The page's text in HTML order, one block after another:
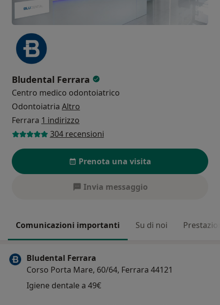
Bludental Ferrara
Centro medico odontoiatrico
Odontoiatria Altro
Ferrara 1 indirizzo
304 recensioni
Prenota una visita
Invia messaggio
Comunicazioni importanti Su di noi
Bludental Ferrara
Corso Porta Mare, 60/64, Ferrara 44121
Igiene dentale a 49€